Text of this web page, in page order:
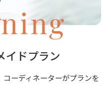
イドプラン
ーディネーターがプランを